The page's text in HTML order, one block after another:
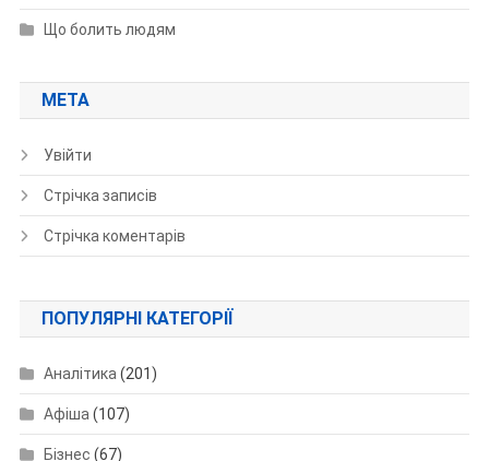
Що болить людям
МЕТА
Увійти
Стрічка записів
Стрічка коментарів
ПОПУЛЯРНІ КАТЕГОРІЇ
Аналітика (201)
Афіша (107)
Бізнес (67)